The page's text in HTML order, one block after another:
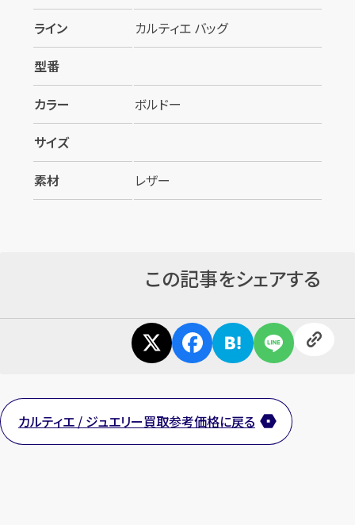
ライン
カルティエ バッグ
型番
カラー
ボルドー
サイズ
素材
レザー
この記事をシェアする
カルティエ / ジュエリー買取参考価格に戻る